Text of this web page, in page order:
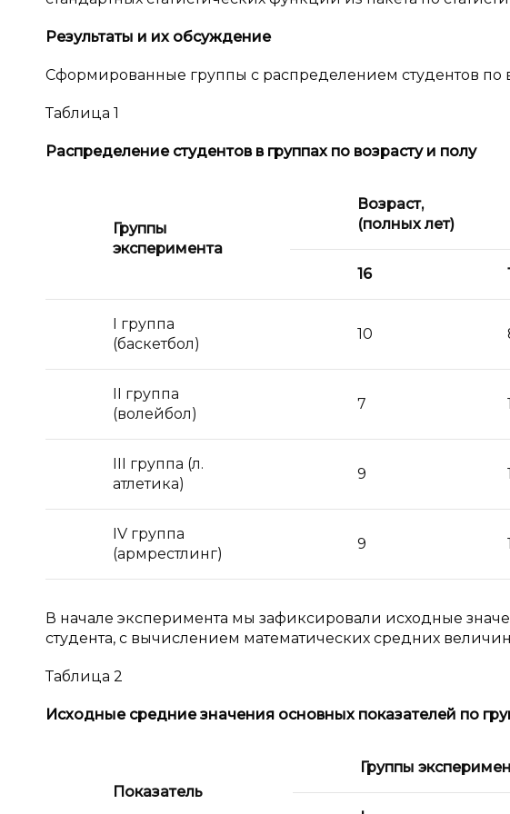
Результаты и их обсуждение
Сформированные группы с распределением студентов по
Таблица 1
Распределение студентов в группах по возрасту и полу
Группы
эксперимента
Возраст,
(полных лет)
16
I группа
(баскетбол)
10
II группа
(волейбол)
7
III группа (л.
атлетика)
9
IV группа
(армрестлинг)
9
В начале эксперимента мы зафиксировали исходные
студента, с вычислением математических средних
Таблица 2
Исходные средние значения основных показателей по
Показатель
Группы